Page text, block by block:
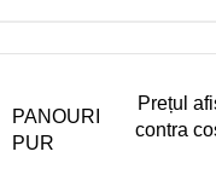
PANOURI
PUR
Prețul
contra